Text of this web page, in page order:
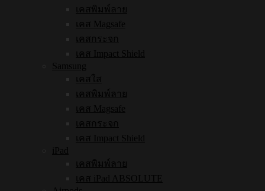
เคสพิมพ์ลาย
เคส Magsafe
เคสกระจก
เคส Impact Shield
Samsung
เคสใส
เคสพิมพ์ลาย
เคส Magsafe
เคสกระจก
เคส Impact Shield
iPad
เคสพิมพ์ลาย
เคส iPad ABSOLUTE